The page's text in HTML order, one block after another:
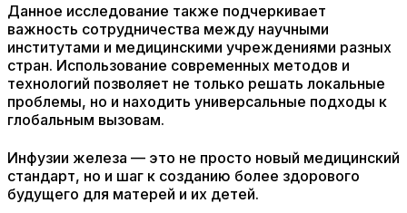
Данное исследование также подчеркивает
важность сотрудничества между научными
институтами и медицинскими учреждениями разных
стран. Использование современных методов и
технологий позволяет не только решать локальные
проблемы, но и находить универсальные подходы к
глобальным вызовам.
Инфузии железа — это не просто новый медицинский
стандарт, но и шаг к созданию более здорового
будущего для матерей и их детей.